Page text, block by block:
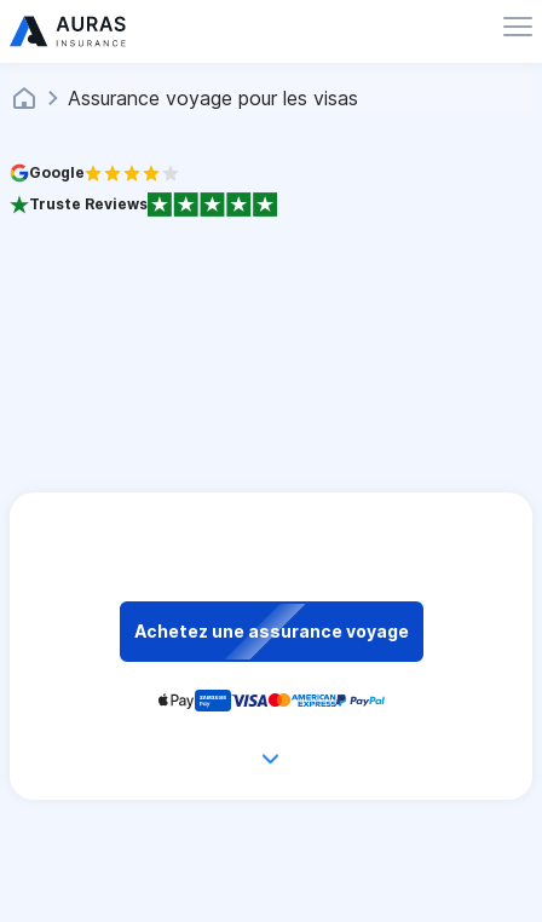
Assurance voyage pour les visas
Google
Truste Reviews
Achetez une assurance voyage